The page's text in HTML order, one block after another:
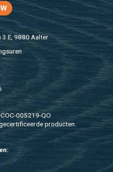
3 E, 9880 Aal­ter
005219-QO
pro­duc­ten.